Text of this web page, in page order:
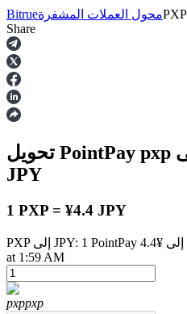
العقود الآجلة
العقود الآجلة USDT
Bitrueمحول العملات المشفرةPXP
Share
تحويل PointPay pxp
JPY
1 PXP = ¥4.4 JPY
PXP إلى JPY: 1 PointPay يتحول إلى ¥4.4 JPY اعتباراً من August 8
at 1:59 AM
pxppxp